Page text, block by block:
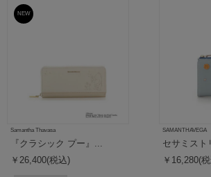
予約
NEW
Samantha Thavasa
『クラシック プー』...
￥26,400(税込)
SAMANTHAVEGA
セサミスト
￥16,280(